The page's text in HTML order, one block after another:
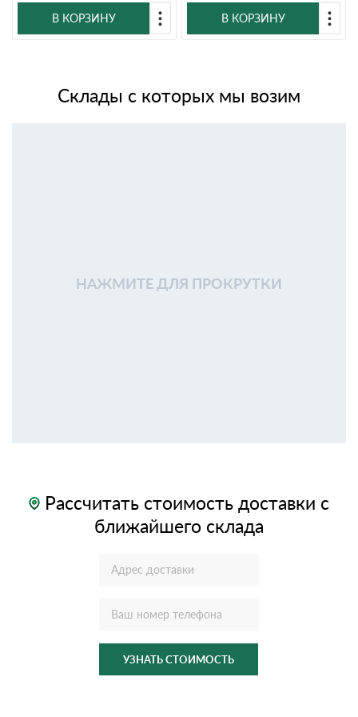
В КОРЗИНУ В КОРЗИНУ
Склады с которых мы возим
НАЖМИТЕ ДЛЯ ПРОКРУТКИ
Рассчитать стоимость доставки с
ближайшего склада
УЗНАТЬ СТОИМОСТЬ